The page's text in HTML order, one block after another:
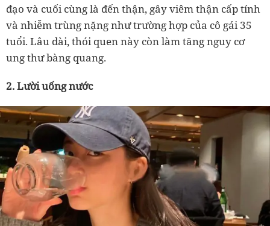
đạo và cuối cùng là đến thận, gây viêm thận cấp tính
và nhiễm trùng nặng như trường hợp của cô gái 35
tuổi. Lâu dài, thói quen này còn làm tăng nguy cơ
ung thư bàng quang.
2. Lười uống nước